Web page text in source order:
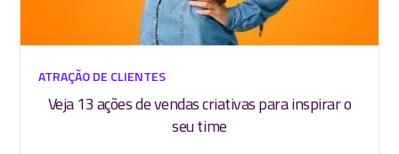
ATRAÇÃO DE CLIENTES
Veja 13 ações de vendas criativas para inspirar o
seu time